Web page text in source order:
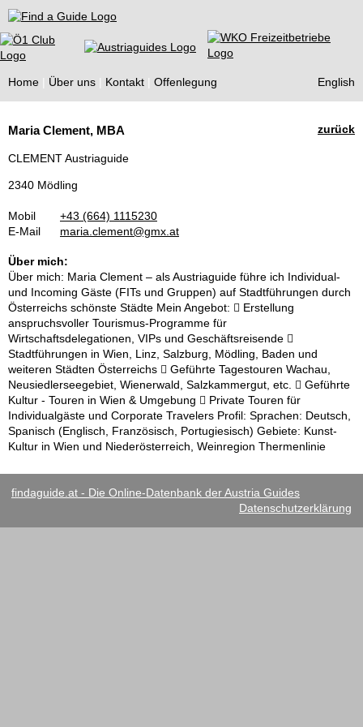
Find a Guide
Home Über uns Kontakt Offenlegung English
Guides
zurück
Maria Clement, MBA
CLEMENT Austriaguide
2340 Mödling
Mobil
+43 (664) 1115230
E-Mail
maria.clement@gmx.at
Über mich:
Über mich: Maria Clement – als Austriaguide führe ich Individual-
und Incoming Gäste (FITs und Gruppen) auf Stadtführungen durch
Österreichs schönste Städte Mein Angebot:  Erstellung
anspruchsvoller Tourismus-Programme für
Wirtschaftsdelegationen, VIPs und Geschäftsreisende 
Stadtführungen in Wien, Linz, Salzburg, Mödling, Baden und
weiteren Städten Österreichs  Geführte Tagestouren Wachau,
Neusiedlerseegebiet, Wienerwald, Salzkammergut, etc.  Geführte
Kultur - Touren in Wien & Umgebung  Private Touren für
Individualgäste und Corporate Travelers Profil: Sprachen: Deutsch,
Spanisch (Englisch, Französisch, Portugiesisch) Gebiete: Kunst-
Kultur in Wien und Niederösterreich, Weinregion Thermenlinie
findaguide.at - Die Online-Datenbank der Austria Guides
Datenschutzerklärung